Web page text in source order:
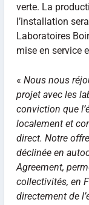
verte. La
l’installation
Laboratoires
mise en service
« Nous nous
projet avec les
conviction que
localement et
direct. Notre
déclinée en
Agreement,
collectivités, en
directement de